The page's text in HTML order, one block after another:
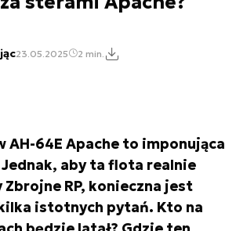
23.05.2025 2 min.
AH-64E Apache to imponująca
aby ta flota realnie
Zbrojne RP, konieczna jest
istotnych pytań. Kto na